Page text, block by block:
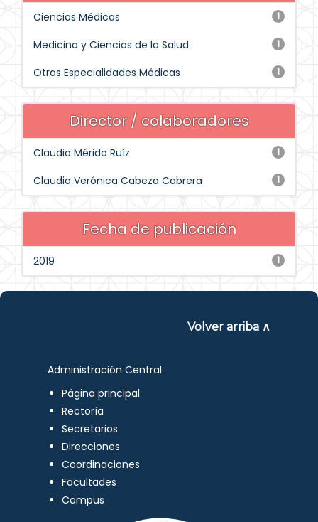
1
Ciencias Médicas
1
Medicina y Ciencias de la Salud
1
Otras Especialidades Médicas
Director / colaboradores
1
Claudia Mérida Ruíz
1
Claudia Verónica Cabeza Cabrera
Fecha de publicación
1
2019
Volver arriba ∧
Administración Central
Página principal
Rectoría
Secretarios
Direcciones
Coordinaciones
Facultades
Campus